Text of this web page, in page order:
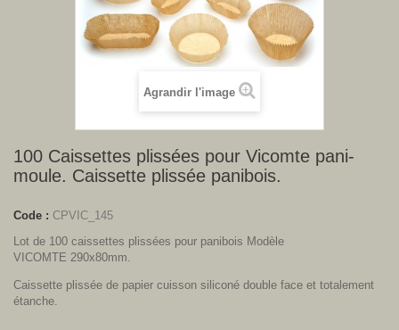
Agrandir l'image
100 Caissettes plissées pour Vicomte pani-
moule. Caissette plissée panibois.
Code : CPVIC_145
Lot de 100 caissettes plissées pour panibois Modèle
VICOMTE 290x80mm.
Caissette plissée de papier cuisson siliconé double face et totalement
étanche.